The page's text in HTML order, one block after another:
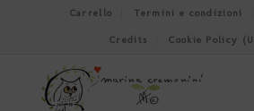
Carrello Termini e condizioni
Credits Cookie Policy